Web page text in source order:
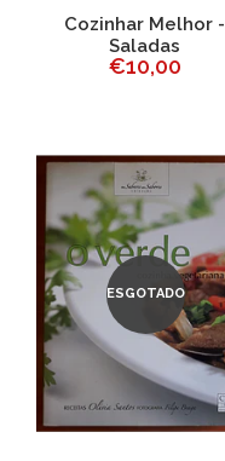
Cozinhar Melhor -
Saladas
€10,00
ESGOTADO